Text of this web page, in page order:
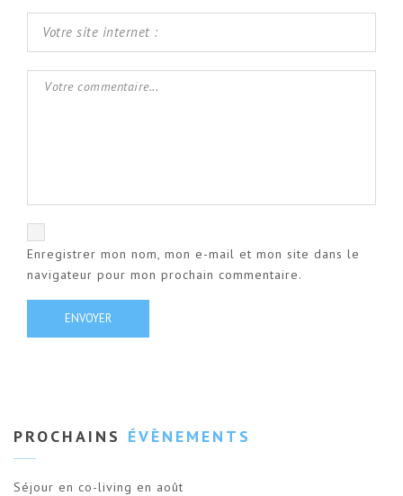
Enregistrer mon nom, mon e-mail et mon site dans le
navigateur pour mon prochain commentaire.
PROCHAINS ÉVÈNEMENTS
Séjour en co-living en août